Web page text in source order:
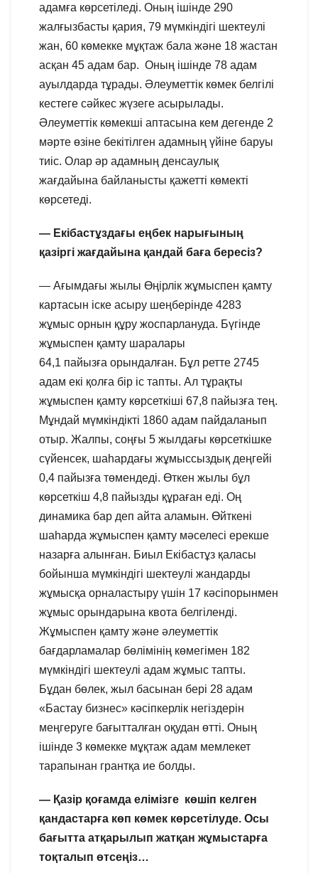
адамға көрсетіледі. Оның ішінде 290
жалғызбасты қария, 79 мүмкіндігі шектеулі
жан, 60 көмекке мұқтаж бала және 18 жастан
асқан 45 адам бар. Оның ішінде 78 адам
ауылдарда тұрады. Әлеуметтік көмек белгілі
кестеге сәйкес жүзеге асырылады.
Әлеуметтік көмекші аптасына кем дегенде 2
мәрте өзіне бекітілген адамның үйіне баруы
тиіс. Олар әр адамның денсаулық
жағдайына байланысты қажетті көмекті
көрсетеді.
— Екібастұздағы еңбек нарығының
қазіргі жағдайына қандай баға бересіз?
— Ағымдағы жылы Өңірлік жұмыспен қамту
картасын іске асыру шеңберінде 4283
жұмыс орнын құру жоспарлануда. Бүгінде
жұмыспен қамту шаралары
64,1 пайызға орындалған. Бұл ретте 2745
адам екі қолға бір іс тапты. Ал тұрақты
жұмыспен қамту көрсеткіші 67,8 пайызға тең.
Мұндай мүмкіндікті 1860 адам пайдаланып
отыр. Жалпы, соңғы 5 жылдағы көрсеткішке
сүйенсек, шаһардағы жұмыссыздық деңгейі
0,4 пайызға төмендеді. Өткен жылы бұл
көрсеткіш 4,8 пайызды құраған еді. Оң
динамика бар деп айта аламын. Өйткені
шаһарда жұмыспен қамту мәселесі ерекше
назарға алынған. Биыл Екібастұз қаласы
бойынша мүмкіндігі шектеулі жандарды
жұмысқа орналастыру үшін 17 кәсіпорынмен
жұмыс орындарына квота белгіленді.
Жұмыспен қамту және әлеуметтік
бағдарламалар бөлімінің көмегімен 182
мүмкіндігі шектеулі адам жұмыс тапты.
Бұдан бөлек, жыл басынан бері 28 адам
«Бастау бизнес» кәсіпкерлік негіздерін
меңгеруге бағытталған оқудан өтті. Оның
ішінде 3 көмекке мұқтаж адам мемлекет
тарапынан грантқа ие болды.
— Қазір қоғамда елімізге көшіп келген
қандастарға көп көмек көрсетілуде. Осы
бағытта атқарылып жатқан жұмыстарға
тоқталып өтсеңіз…